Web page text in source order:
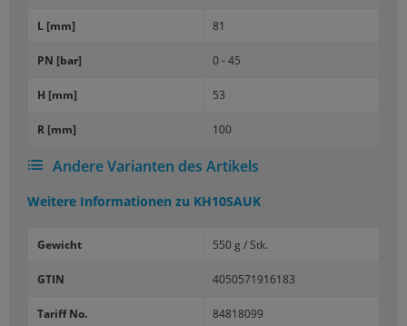
L [mm] 81
PN [bar] 0 - 45
H [mm] 53
R [mm] 100
Andere Varianten des Artikels
Weitere Informationen zu KH10SAUK
Gewicht 550 g / Stk.
GTIN 4050571916183
Tariff No. 84818099